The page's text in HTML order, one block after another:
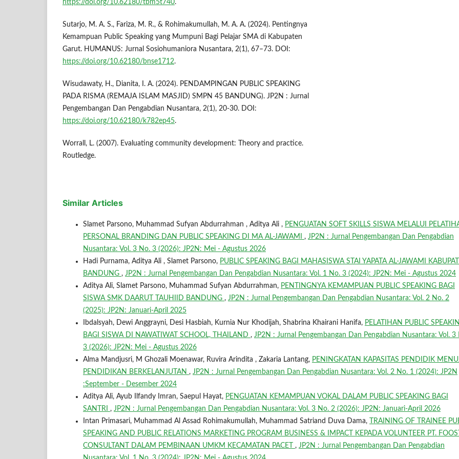
https://doi.org/10.62180/tbm5t740.
Sutarjo, M. A. S., Fariza, M. R., & Rohimakumullah, M. A. A. (2024). Pentingnya
Kemampuan Public Speaking yang Mumpuni Bagi Pelajar SMA di Kabupaten
Garut. HUMANUS: Jurnal Sosiohumaniora Nusantara, 2(1), 67–73. DOI:
https://doi.org/10.62180/bnse1712.
Wisudawaty, H., Dianita, I. A. (2024). PENDAMPINGAN PUBLIC SPEAKING
PADA RISMA (REMAJA ISLAM MASJID) SMPN 45 BANDUNG). JP2N : Jurnal
Pengembangan Dan Pengabdian Nusantara, 2(1), 20-30. DOI:
https://doi.org/10.62180/k782ep45.
Worrall, L. (2007). Evaluating community development: Theory and practice.
Routledge.
Similar Articles
Slamet Parsono, Muhammad Sufyan Abdurrahman , Aditya Ali , PENGUATAN SOFT SKILLS SISWA MELALUI
PERSONAL BRANDING DAN PUBLIC SPEAKING DI MA AL-JAWAMI , JP2N : Jurnal Pengembangan Dan Pengabdian
Nusantara: Vol. 3 No. 3 (2026): JP2N: Mei - Agustus 2026
Hadi Purnama, Aditya Ali , Slamet Parsono, PUBLIC SPEAKING BAGI MAHASISWA STAI YAPATA AL-JAWAMI
BANDUNG , JP2N : Jurnal Pengembangan Dan Pengabdian Nusantara: Vol. 1 No. 3 (2024): JP2N: Mei - Agustus 2024
Aditya Ali, Slamet Parsono, Muhammad Sufyan Abdurrahman, PENTINGNYA KEMAMPUAN PUBLIC SPEAKING BAGI
SISWA SMK DAARUT TAUHIID BANDUNG , JP2N : Jurnal Pengembangan Dan Pengabdian Nusantara: Vol. 2 No. 2
(2025): JP2N: Januari-April 2025
Ibdalsyah, Dewi Anggrayni, Desi Hasbiah, Kurnia Nur Khodijah, Shabrina Khairani Hanifa, PELATIHAN PUBLIC
BAGI SISWA DI NAWATIWAT SCHOOL, THAILAND , JP2N : Jurnal Pengembangan Dan Pengabdian Nusantara: Vol. 3
3 (2026): JP2N: Mei - Agustus 2026
Alma Mandjusri, M Ghozali Moenawar, Ruvira Arindita , Zakaria Lantang, PENINGKATAN KAPASITAS PENDIDIK
PENDIDIKAN BERKELANJUTAN , JP2N : Jurnal Pengembangan Dan Pengabdian Nusantara: Vol. 2 No. 1 (2024): JP2N
:September - Desember 2024
Aditya Ali, Ayub Ilfandy Imran, Saepul Hayat, PENGUATAN KEMAMPUAN VOKAL DALAM PUBLIC SPEAKING BAGI
SANTRI , JP2N : Jurnal Pengembangan Dan Pengabdian Nusantara: Vol. 3 No. 2 (2026): JP2N: Januari-April 2026
Intan Primasari, Muhammad Al Assad Rohimakumullah, Muhammad Satriand Duva Dama,
TRAINING OF TRAINEE
SPEAKING AND PUBLIC RELATIONS MARKETING PROGRAM BUSINESS & IMPACT KEPADA VOLUNTEER PT.
CONSULTANT DALAM PEMBINAAN UMKM KECAMATAN PACET , JP2N : Jurnal Pengembangan Dan Pengabdian